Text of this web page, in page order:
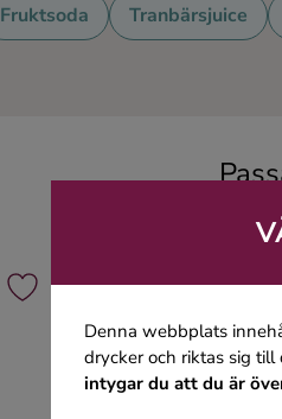
Denna webbplats
drycker och riktas sig
intygar du att du är
Fruktsoda Tranbärsjuice